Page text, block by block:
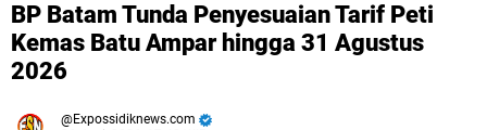
BP Batam Tunda Penyesuaian Tarif Peti
Kemas Batu Ampar hingga 31 Agustus
2026
Expossidiknews.com